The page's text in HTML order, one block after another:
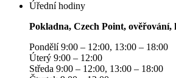
Úřední hodiny
Pokladna, Czech Point, ověřování,
Pondělí 9:00 – 12:00, 13:00 – 18:00
Úterý 9:00 – 12:00
Středa 9:00 – 12:00, 13:00 – 18:00